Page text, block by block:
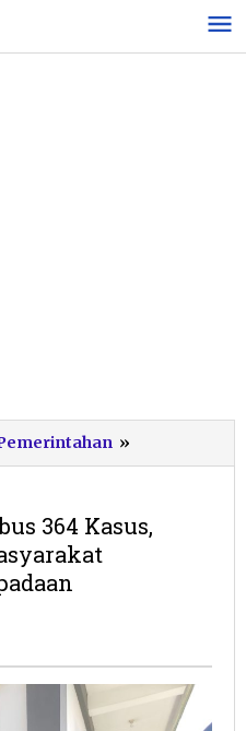
»
di
364
Kewaspadaan
364 Kasus,